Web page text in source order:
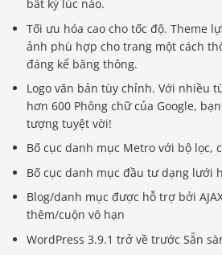
bất kỳ lúc nào.
Tối ưu hóa cao cho tốc độ. Theme
ảnh phù hợp cho trang một cách
đáng kể băng thông.
Logo văn bản tùy chỉnh. Với nhiều
hơn 600 Phông chữ của Google,
tượng tuyệt vời!
Bố cục danh mục Metro với bộ lọc,
Bố cục danh mục đầu tư dạng lưới
Blog/danh mục được hỗ trợ bởi
thêm/cuộn vô hạn
WordPress 3.9.1 trở về trước Sẵn